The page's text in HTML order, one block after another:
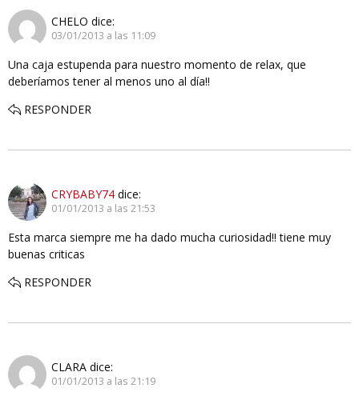
CHELO dice:
03/01/2013 a las 11:09
Una caja estupenda para nuestro momento de relax, que
deberíamos tener al menos uno al día!!
RESPONDER
CRYBABY74 dice:
01/01/2013 a las 21:53
Esta marca siempre me ha dado mucha curiosidad!! tiene muy
buenas criticas
RESPONDER
CLARA dice:
01/01/2013 a las 21:19